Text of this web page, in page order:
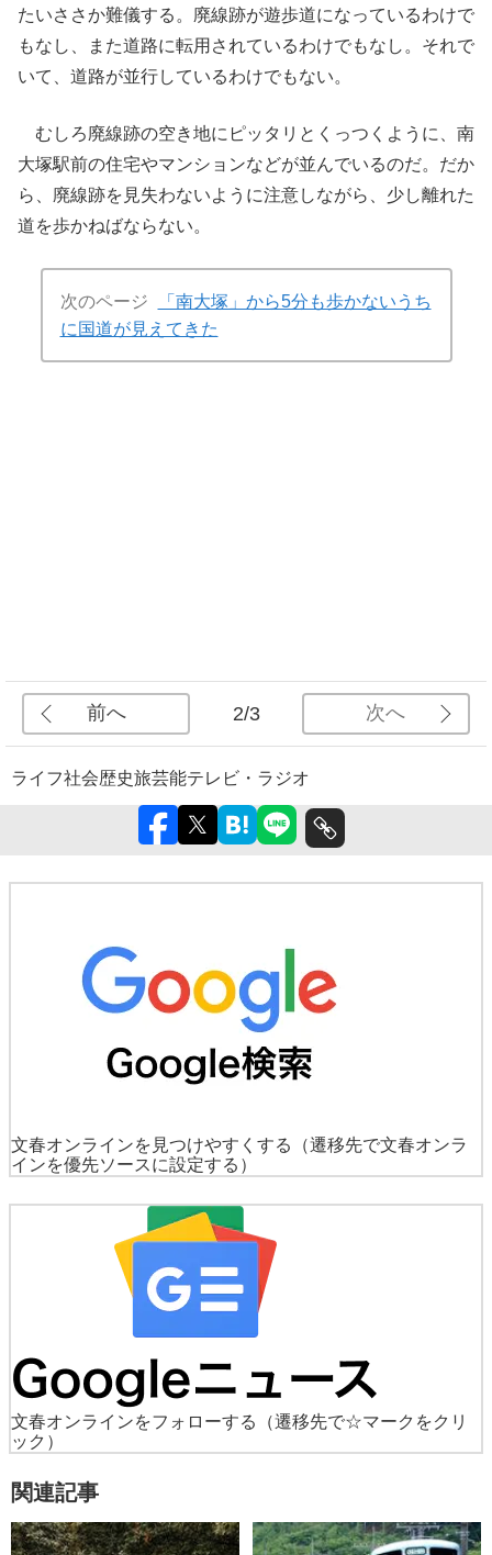
たいささか難儀する。廃線跡が遊歩道になっているわけで
もなし、また道路に転用されているわけでもなし。それで
いて、道路が並行しているわけでもない。
むしろ廃線跡の空き地にピッタリとくっつくように、南
大塚駅前の住宅やマンションなどが並んでいるのだ。だか
ら、廃線跡を見失わないように注意しながら、少し離れた
道を歩かねばならない。
次のページ
「南大塚」から5分も歩かないうち
に国道が見えてきた
前へ 2/3 次へ
ライフ社会歴史旅芸能テレビ・ラジオ
文春オンラインを見つけやすくする
（遷移先で文春オンラ
インを優先ソースに設定する）
文春オンラインをフォローする
（遷移先で☆マークをクリ
ック）
関連記事